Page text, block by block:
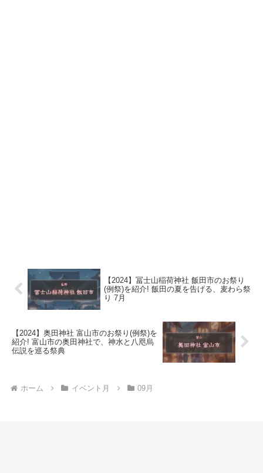
【2024】冨士山稲荷神社 飯田市のお祭り
(例祭)を紹介! 飯田の夏を告げる、麦わら祭
り 7月
【2024】奥田神社 富山市のお祭り(例祭)を
紹介! 富山市の奥田神社で、神水と八咫烏
伝説を巡る祭典
ホーム イベント月 09月